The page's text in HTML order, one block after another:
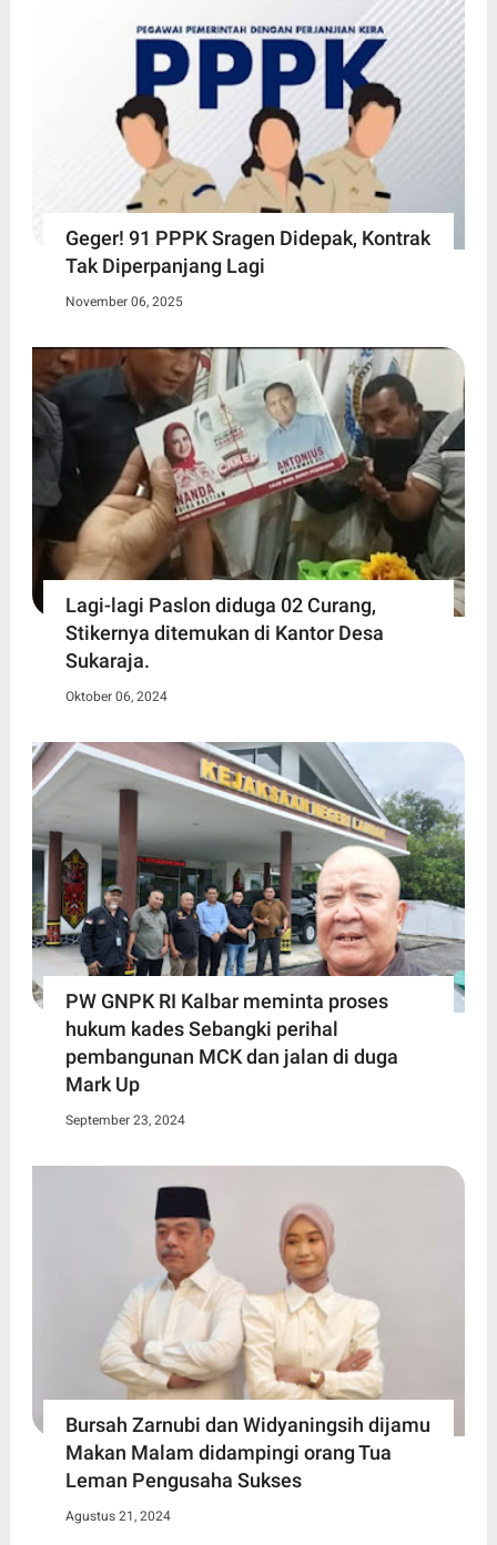
Geger! 91 PPPK Sragen Didepak, Kontrak
Tak Diperpanjang Lagi
November 06, 2025
Lagi-lagi Paslon diduga 02 Curang,
Stikernya ditemukan di Kantor Desa
Sukaraja.
Oktober 06, 2024
PW GNPK RI Kalbar meminta proses
hukum kades Sebangki perihal
pembangunan MCK dan jalan di duga
Mark Up
September 23, 2024
Bursah Zarnubi dan Widyaningsih dijamu
Makan Malam didampingi orang Tua
Leman Pengusaha Sukses
Agustus 21, 2024